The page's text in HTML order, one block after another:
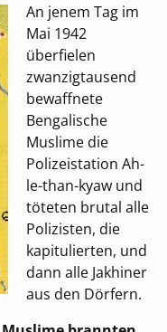
An jenem Tag im
Mai 1942
überfielen
zwanzigtausend
bewaffnete
Bengalische
Muslime die
Polizeistation Ah-
le-than-kyaw und
töteten brutal alle
Polizisten, die
kapitulierten, und
dann alle Jakhiner
aus den Dörfern.